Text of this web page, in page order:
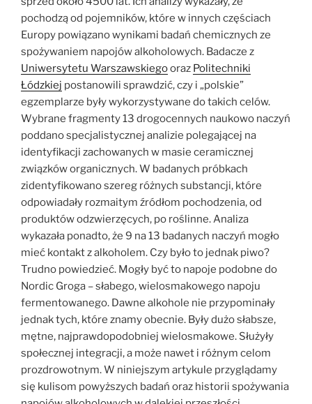
pochodzą od pojemników, które w innych częściach
Europy powiązano wynikami badań chemicznych ze
spożywaniem napojów alkoholowych. Badacze z
Uniwersytetu Warszawskiegooraz Politechniki
Łódzkiej postanowili sprawdzić, czy i „polskie”
egzemplarze były wykorzystywane do takich celów.
Wybrane fragmenty 13 drogocennych naukowo naczyń
poddano specjalistycznej analizie polegającej na
identyfikacji zachowanych w masie ceramicznej
związków organicznych. W badanych próbkach
zidentyfikowano szereg różnych substancji, które
odpowiadały rozmaitym źródłom pochodzenia, od
produktów odzwierzęcych, po roślinne. Analiza
wykazała ponadto, że 9 na 13 badanych naczyń mogło
mieć kontakt z alkoholem. Czy było to jednak piwo?
Trudno powiedzieć. Mogły być to napoje podobne do
Nordic Groga – słabego, wielosmakowego napoju
fermentowanego. Dawne alkohole nie przypominały
jednak tych, które znamy obecnie. Były dużo słabsze,
mętne, najprawdopodobniej wielosmakowe. Służyły
społecznej integracji, a może nawet i różnym celom
prozdrowotnym. W niniejszym artykule przyglądamy
się kulisom powyższych badań oraz historii spożywania